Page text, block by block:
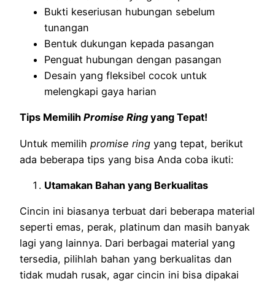
Bukti keseriusan hubungan sebelum
tunangan
Bentuk dukungan kepada pasangan
Penguat hubungan dengan pasangan
Desain yang fleksibel cocok untuk
melengkapi gaya harian
Tips Memilih Promise Ring yang Tepat!
Untuk memilih promise ring yang tepat, berikut
ada beberapa tips yang bisa Anda coba ikuti:
Utamakan Bahan yang Berkualitas
Cincin ini biasanya terbuat dari beberapa material
seperti emas, perak, platinum dan masih banyak
lagi yang lainnya. Dari berbagai material yang
tersedia, pilihlah bahan yang berkualitas dan
tidak mudah rusak, agar cincin ini bisa dipakai